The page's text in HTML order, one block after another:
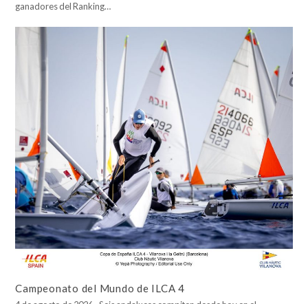
ganadores del Ranking…
Campeonato del Mundo de ILCA 4